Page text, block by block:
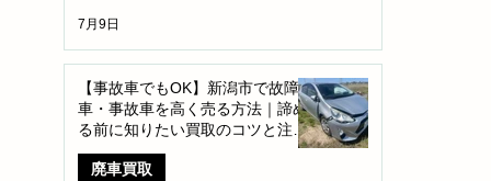
7月9日
【事故車でもOK】新潟市で故障
車・事故車を高く売る方法｜諦め
る前に知りたい買取のコツと注意
点
廃車買取